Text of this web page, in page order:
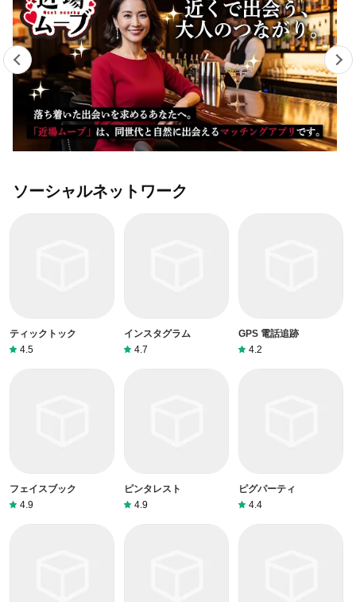
ソーシャルネットワーク
ティックトック
4.5
インスタグラム
4.7
GPS 電話追跡
4.2
フェイスブック
4.9
ピンタレスト
4.9
ピグパーティ
4.4